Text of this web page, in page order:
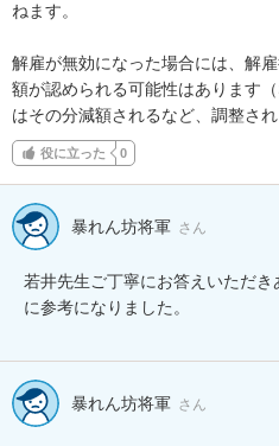
ねます。
解雇が無効になった場合には、解
額が認められる可能性はあります
はその分減額されるなど、調整さ
役に立った 0
暴れん坊将軍 さん
若井先生ご丁寧にお答えいただ
に参考になりました。
暴れん坊将軍 さん